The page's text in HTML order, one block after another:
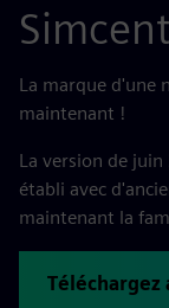
La marque d'une
maintenant !
La version de
établi avec
maintenant la
Téléchargez